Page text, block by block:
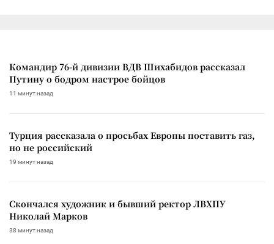
Командир 76-й дивизии ВДВ Шихабидов рассказал
Путину о бодром настрое бойцов
11 минут назад
Турция рассказала о просьбах Европы поставить газ,
но не российский
19 минут назад
Скончался художник и бывший ректор ЛВХПУ
Николай Марков
38 минут назад